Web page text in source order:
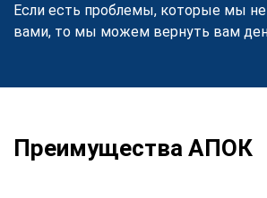
Если есть проблемы, которые мы
вами, то мы можем вернуть вам
Преимущества АПОК